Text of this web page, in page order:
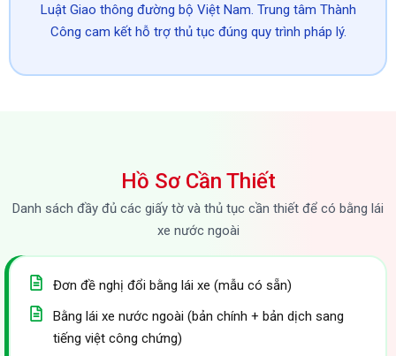
Luật Giao thông đường bộ Việt Nam. Trung tâm Thành
Công cam kết hỗ trợ thủ tục đúng quy trình pháp lý.
Hồ Sơ Cần Thiết
Danh sách đầy đủ các giấy tờ và thủ tục cần thiết để có bằng lái
xe nước ngoài
Đơn đề nghị đổi bằng lái xe (mẫu có sẵn)
Bằng lái xe nước ngoài (bản chính + bản dịch sang
tiếng việt công chứng)